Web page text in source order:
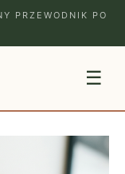
PRZEWODNIK PO
☰